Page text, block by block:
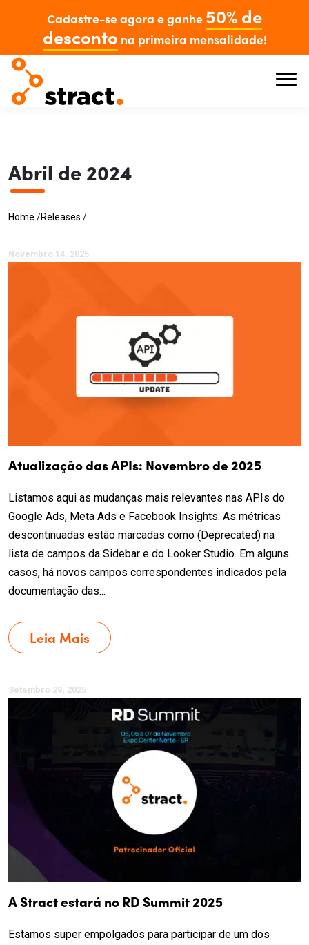
Cadastre-se agora e ganhe 50% de
desconto na primeira mensalidade!
Abril de 2024
Home /Releases /
Novembro 14, 2025
Atualização das APIs: Novembro de 2025
Listamos aqui as mudanças mais relevantes nas APIs do
Google Ads, Meta Ads e Facebook Insights. As métricas
descontinuadas estão marcadas como (Deprecated) na
lista de campos da Sidebar e do Looker Studio. Em alguns
casos, há novos campos correspondentes indicados pela
documentação das...
Leia Mais
Setembro 29, 2025
A Stract estará no RD Summit 2025
Estamos super empolgados para participar de um dos